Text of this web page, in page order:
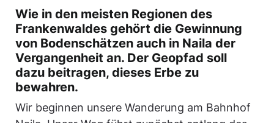
Wie in den meisten Regionen des
Frankenwaldes gehört die Gewinnung
von Bodenschätzen auch in Naila der
Vergangenheit an. Der Geopfad soll
dazu beitragen, dieses Erbe zu
bewahren.
Wir beginnen unsere Wanderung am Bahnhof